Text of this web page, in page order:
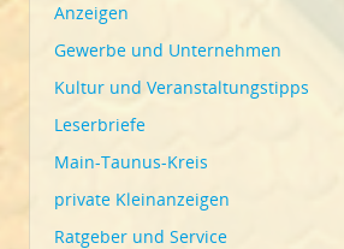
Anzeigen
Gewerbe und Unternehmen
Kultur und Veranstaltungstipps
Leserbriefe
Main-Taunus-Kreis
private Kleinanzeigen
Ratgeber und Service